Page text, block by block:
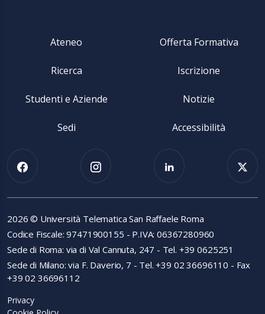
Ateneo Offerta Formativa
Ricerca Iscrizione
Studenti e Aziende Notizie
Sedi Accessibilità
2026 © Università Telematica San Raffaele Roma
Codice Fiscale: 97471900155 - P.IVA: 06367280960
Sede di Roma: via di Val Cannuta, 247 - Tel. +39 0625251
Sede di Milano: via F. Daverio, 7 - Tel. +39 02 36696110 - Fax
+39 02 36696112
Privacy